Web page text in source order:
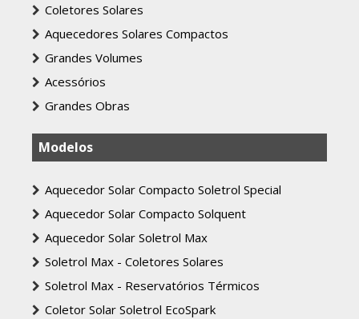
Coletores Solares
Aquecedores Solares Compactos
Grandes Volumes
Acessórios
Grandes Obras
Modelos
Aquecedor Solar Compacto Soletrol Special
Aquecedor Solar Compacto Solquent
Aquecedor Solar Soletrol Max
Soletrol Max - Coletores Solares
Soletrol Max - Reservatórios Térmicos
Coletor Solar Soletrol EcoSpark